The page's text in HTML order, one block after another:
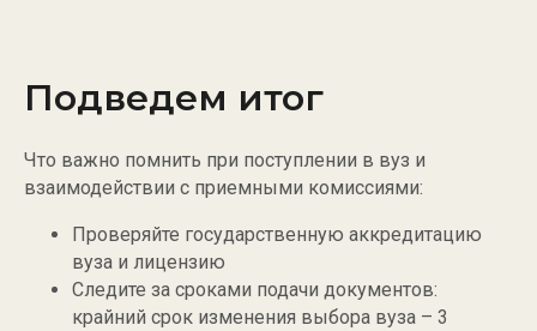
Подведем итог
Что важно помнить при поступлении в вуз и
взаимодействии с приемными комиссиями:
Проверяйте государственную аккредитацию
вуза и лицензию
Следите за сроками подачи документов:
крайний срок изменения выбора вуза – 3